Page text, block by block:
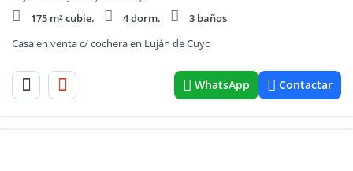
175 m² cubie.
4 dorm.
3 baños
Casa en venta c/ cochera en Luján de Cuyo
WhatsApp Contactar